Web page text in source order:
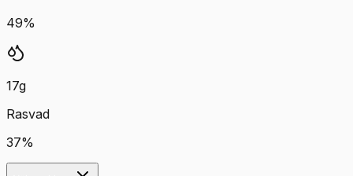
49%
17g
Rasvad
37%